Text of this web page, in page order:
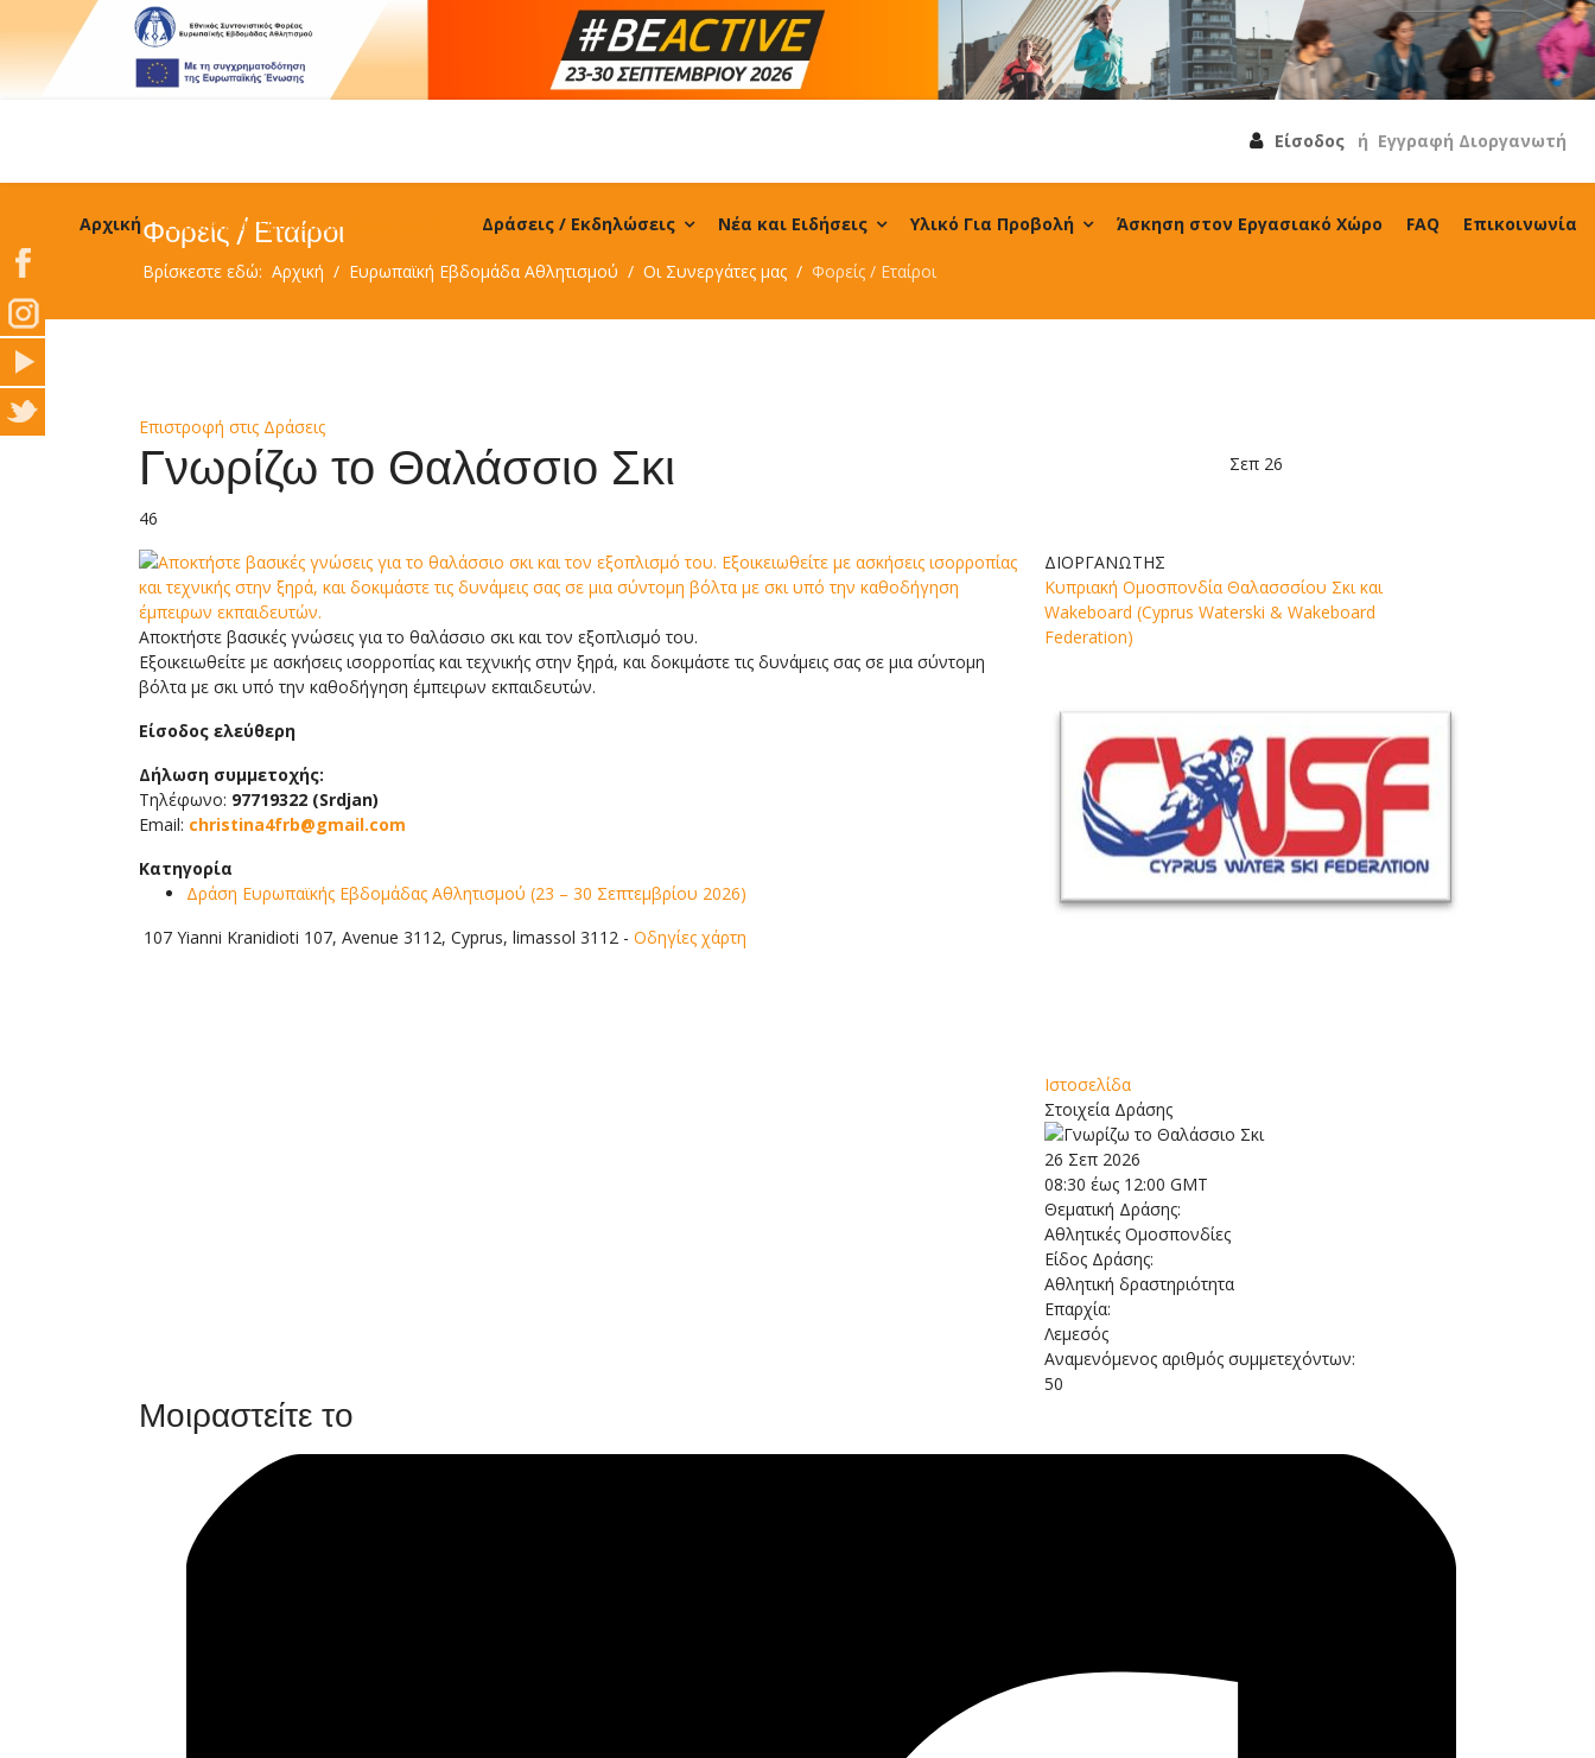
Είσοδος ή Εγγραφή Διοργανωτή
Αρχική Ευρωπαϊκή Εβδομάδα Αθλητισμού Δράσεις / Εκδηλώσεις Νέα και Ειδήσεις Υλικό Για Προβολή Άσκηση στον Εργασιακό Χώρο FAQ Επικοινωνία
Φορείς / Εταίροι
Βρίσκεστε εδώ: Αρχική Ευρωπαϊκή Εβδομάδα Αθλητισμού Οι Συνεργάτες μας Φορείς / Εταίροι
Επιστροφή στις Δράσεις
Γνωρίζω το Θαλάσσιο Σκι
46
Σεπ 26
Αποκτήστε βασικές γνώσεις για το θαλάσσιο σκι και τον εξοπλισμό του.
Εξοικειωθείτε με ασκήσεις ισορροπίας και τεχνικής στην ξηρά, και δοκιμάστε τις δυνάμεις σας σε μια σύντομη
βόλτα με σκι υπό την καθοδήγηση έμπειρων εκπαιδευτών.
Είσοδος ελεύθερη
Δήλωση συμμετοχής:
Τηλέφωνο: 97719322 (Srdjan)
Email: christina4frb@gmail.com
Κατηγορία
Δράση Ευρωπαϊκής Εβδομάδας Αθλητισμού (23 – 30 Σεπτεμβρίου 2026)
107 Yianni Kranidioti 107, Avenue 3112, Cyprus, limassol 3112 - Οδηγίες χάρτη
ΔΙΟΡΓΑΝΩΤΗΣ
Κυπριακή Ομοσπονδία Θαλασσσίου Σκι και
Wakeboard (Cyprus Waterski & Wakeboard
Federation)
Ιστοσελίδα
Στοιχεία Δράσης
26 Σεπ 2026
08:30 έως 12:00 GMT
Θεματική Δράσης:
Αθλητικές Ομοσπονδίες
Είδος Δράσης:
Αθλητική δραστηριότητα
Επαρχία:
Λεμεσός
Αναμενόμενος αριθμός συμμετεχόντων:
50
Μοιραστείτε το